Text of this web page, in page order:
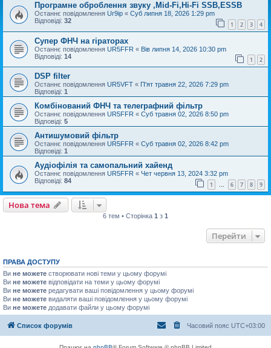
Програмне оброблення звуку ,Mid-Fi,Hi-Fi SSB,ESSB
Останнє повідомлення Ur9ip « Суб липня 18, 2026 1:29 pm
Відповіді: 32 1 2 3 4
Супер ФНЧ на гіраторах
Останнє повідомлення UR5FFR « Вів липня 14, 2026 10:30 pm
Відповіді: 14 1 2
DSP filter
Останнє повідомлення UR5VFT « П'ят травня 22, 2026 7:29 pm
Відповіді: 1
Комбінований ФНЧ та телеграфний фільтр
Останнє повідомлення UR5FFR « Суб травня 02, 2026 8:50 pm
Відповіді: 5
Антишумовий фільтр
Останнє повідомлення UR5FFR « Суб травня 02, 2026 8:42 pm
Відповіді: 1
Аудіофілія та самопальний хайенд
Останнє повідомлення UR5FFR « Чет червня 13, 2024 3:32 pm
Відповіді: 84 1 … 6 7 8 9
Нова тема
6 тем • Сторінка 1 з 1
Перейти
ПРАВА ДОСТУПУ
Ви не можете створювати нові теми у цьому форумі
Ви не можете відповідати на теми у цьому форумі
Ви не можете редагувати ваші повідомлення у цьому форумі
Ви не можете видаляти ваші повідомлення у цьому форумі
Ви не можете додавати файли у цьому форумі
Список форумів Часовий пояс UTC+03:00